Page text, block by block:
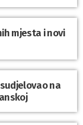
mjesta i novi
na